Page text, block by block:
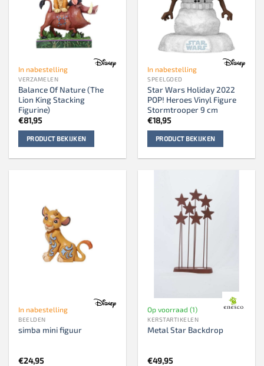
In nabestelling
VERZAMELEN
Balance Of Nature (The
Lion King Stacking
Figurine)
€81,95
PRODUCT BEKIJKEN
In nabestelling
SPEELGOED
Star Wars Holiday 2022
POP! Heroes Vinyl Figure
Stormtrooper 9 cm
€18,95
PRODUCT BEKIJKEN
In nabestelling
BEELDEN
simba mini figuur
€24,95
Op voorraad (1)
KERSTARTIKELEN
Metal Star Backdrop
€49,95